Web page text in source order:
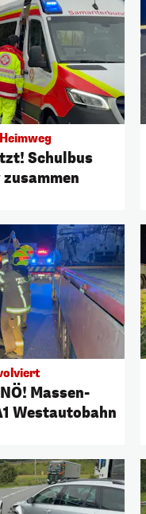
Schulbus
Massen-
Westautobahn